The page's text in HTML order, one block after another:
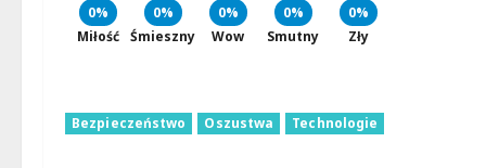
0%
Miłość
0%
Śmieszny
0%
Wow
0%
Smutny
0%
Zły
Bezpieczeństwo Oszustwa Technologie